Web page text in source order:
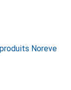
Noreve